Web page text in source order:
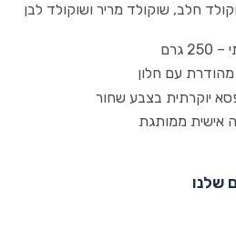
חלב, שוקולד מריר ושוקולד לבן
מהודרת עם חלון
יוקרתית בצבע שחור
אישית ממותגת
שלנו